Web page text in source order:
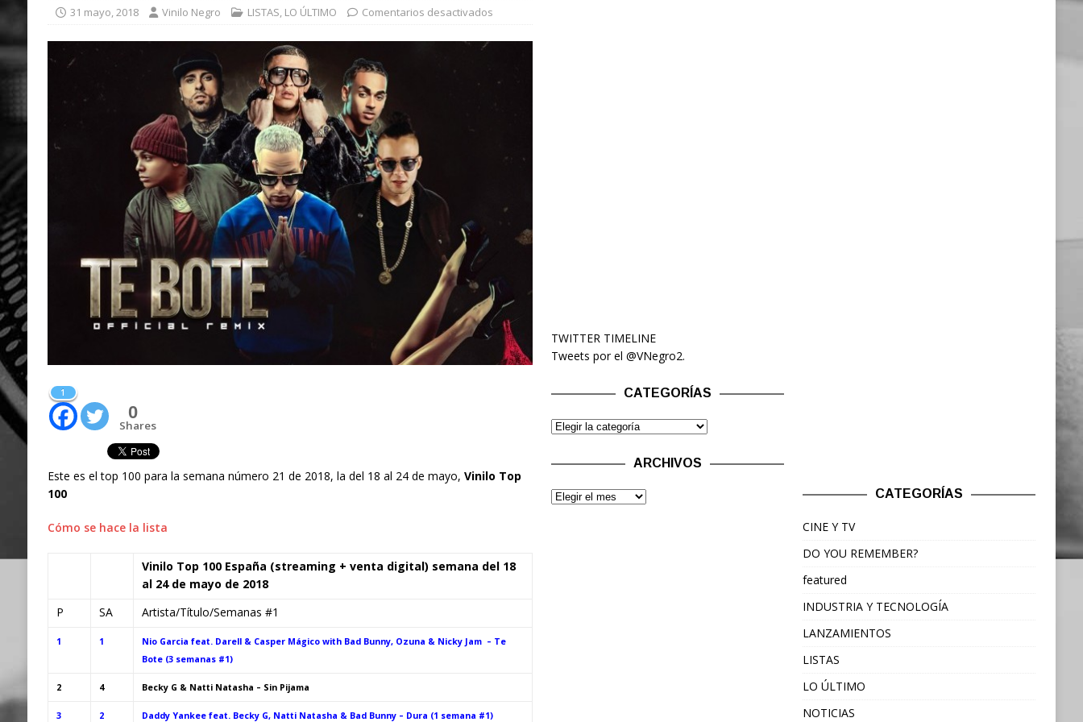
31 mayo, 2018 Vinilo Negro LISTAS, LO ÚLTIMO Comentarios desactivados
1
0
Shares
Este es el top 100 para la semana número 21 de 2018, la del 18 al 24 de mayo, Vinilo Top
100
Cómo se hace la lista
Vinilo Top 100 España (streaming + venta digital) semana del 18
al 24 de mayo de 2018
P
SA Artista/Título/Semanas #1
1 1
Nio Garcia feat. Darell & Casper Mágico with Bad Bunny, Ozuna & Nicky Jam – Te
Bote (3 semanas #1)
2 4 Becky G & Natti Natasha – Sin Pijama
3 2 Daddy Yankee feat. Becky G, Natti Natasha & Bad Bunny – Dura (1 semana #1)
TWITTER TIMELINE
Tweets por el @VNegro2.
CATEGORÍAS
ARCHIVOS
CATEGORÍAS
CINE Y TV
DO YOU REMEMBER?
featured
INDUSTRIA Y TECNOLOGÍA
LANZAMIENTOS
LISTAS
LO ÚLTIMO
NOTICIAS